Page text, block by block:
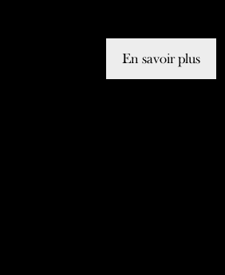
En savoir plus